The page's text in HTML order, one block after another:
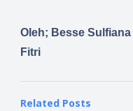
Oleh; Besse Sulfiana
Fitri
Related Posts